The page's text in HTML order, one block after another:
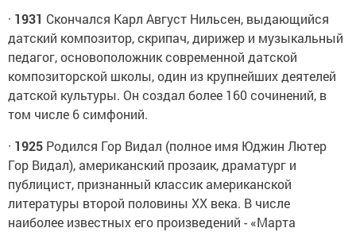
· 1931 Скончался Карл Август Нильсен, выдающийся
датский композитор, скрипач, дирижер и музыкальный
педагог, основоположник современной датской
композиторской школы, один из крупнейших деятелей
датской культуры. Он создал более 160 сочинений, в
том числе 6 симфоний.
· 1925 Родился Гор Видал (полное имя Юджин Лютер
Гор Видал), американский прозаик, драматург и
публицист, признанный классик американской
литературы второй половины ХХ века. В числе
наиболее известных его произведений - «Марта